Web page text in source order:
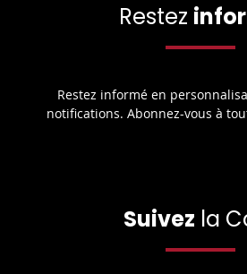
Restez
Restez informé en
notifications. Abonnez-vous à
Suivez la